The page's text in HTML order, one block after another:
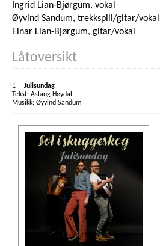
Ingrid Lian-Bjørgum, vokal
Øyvind Sandum, trekkspill/gitar/vokal
Einar Lian-Bjørgum, gitar/vokal
Låtoversikt
1
Julisundag
Aslaug Høydal
Øyvind Sandum